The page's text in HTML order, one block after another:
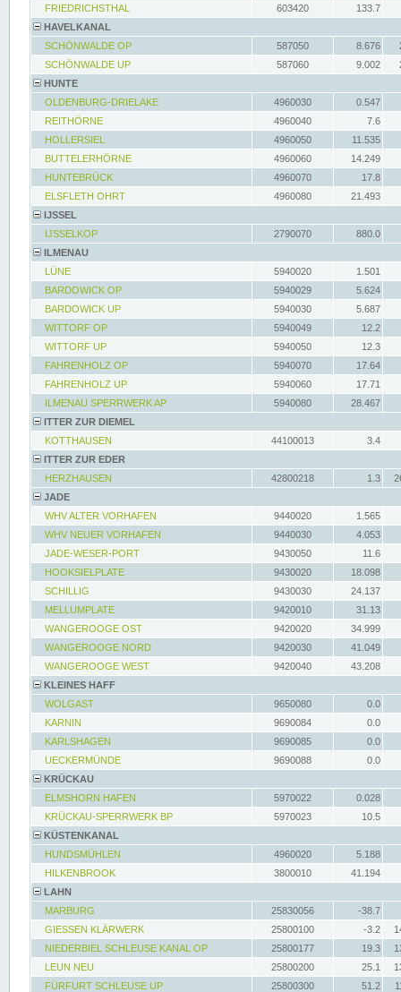
FRIEDRICHSTHAL
603420
133.7
HAVELKANAL
SCHÖNWALDE OP
587050 8.676
SCHÖNWALDE UP
587060 9.002
HUNTE
OLDENBURG-DRIELAKE
4960030
0.547
REITHÖRNE
4960040
7.6
HOLLERSIEL
4960050
11.535
BUTTELERHÖRNE
4960060
14.249
HUNTEBRÜCK
4960070
17.8
ELSFLETH OHRT
4960080
21.493
IJSSEL
IJSSELKOP
2790070
880.0
ILMENAU
LÜNE
5940020
1.501
BARDOWICK OP
5940029
5.624
BARDOWICK UP
5940030
5.687
WITTORF OP
5940049
12.2
WITTORF UP
5940050
12.3
FAHRENHOLZ OP
5940070
17.64
FAHRENHOLZ UP
5940060
17.71
ILMENAU SPERRWERK AP
5940080
28.467
ITTER ZUR DIEMEL
KOTTHAUSEN
44100013
3.4
ITTER ZUR EDER
HERZHAUSEN
42800218 1.3
JADE
WHV ALTER VORHAFEN
9440020
1.565
WHV NEUER VORHAFEN
9440030
4.053
JADE-WESER-PORT
9430050
11.6
HOOKSIELPLATE
9430020
18.098
SCHILLIG
9430030
24.137
MELLUMPLATE
9420010
31.13
WANGEROOGE OST
9420020
34.999
WANGEROOGE NORD
9420030
41.049
WANGEROOGE WEST
9420040
43.208
KLEINES HAFF
WOLGAST
9650080
0.0
KARNIN
9690084
0.0
KARLSHAGEN
9690085
0.0
UECKERMÜNDE
9690088
0.0
KRÜCKAU
ELMSHORN HAFEN
5970022
0.028
KRÜCKAU-SPERRWERK BP
5970023
10.5
KÜSTENKANAL
HUNDSMÜHLEN
4960020
5.188
HILKENBROOK
3800010
41.194
LAHN
MARBURG
25830056
-38.7
GIESSEN KLÄRWERK
25800100 -3.2
NIEDERBIEL SCHLEUSE KANAL OP
25800177 19.3
LEUN NEU
25800200 25.1
FÜRFURT SCHLEUSE UP
25800300 51.2